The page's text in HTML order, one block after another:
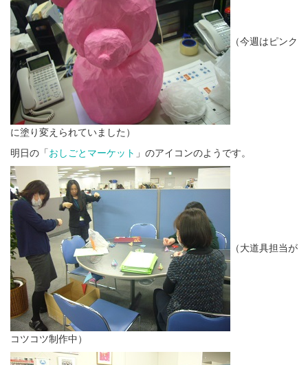
（今週はピンク
に塗り変えられていました）
明日の「おしごとマーケット 」のアイコンのようです。
（大道具担当が
コツコツ制作中）